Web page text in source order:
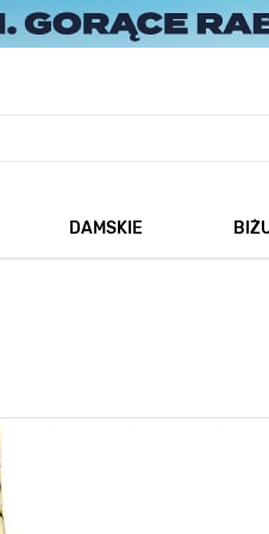
DAMSKIE